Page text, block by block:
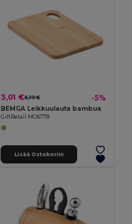
3,01 €3,17 € -5%
BEMGA Leikkuulauta bambua
GiftRetail MO6778
Lisää Ostokoriin